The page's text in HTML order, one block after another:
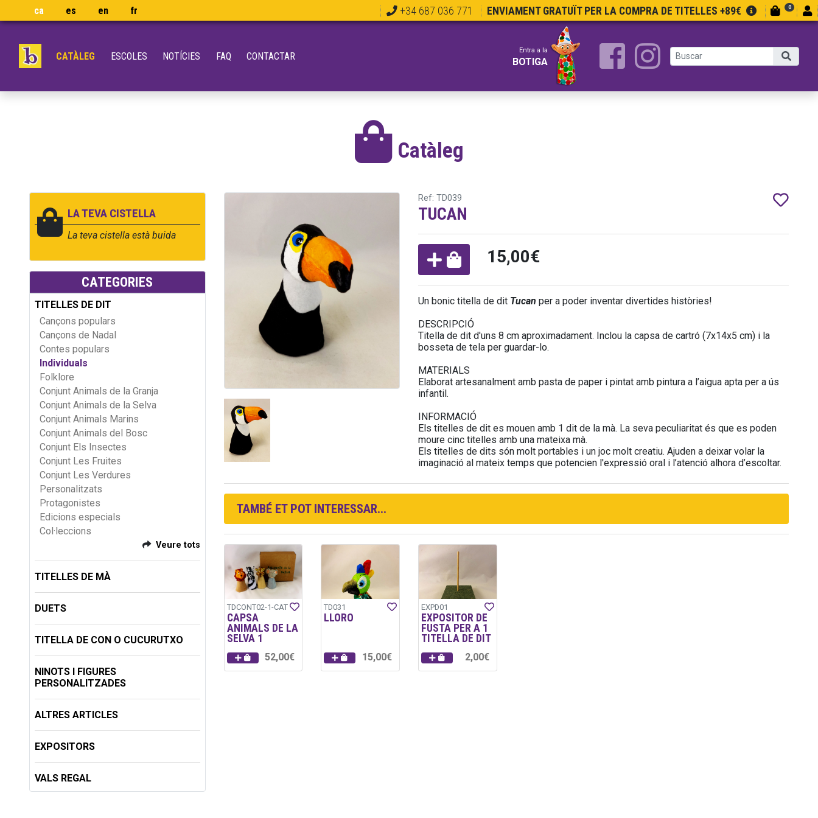
ca es en fr +34 687 036 771 ENVIAMENT GRATUÏT PER LA COMPRA DE TITELLES +89€ 0
CATÀLEG ESCOLES NOTÍCIES FAQ CONTACTAR Entra a la
BOTIGA
Catàleg
LA TEVA CISTELLA
La teva cistella està buida
CATEGORIES
TITELLES DE DIT
Cançons populars
Cançons de Nadal
Contes populars
Individuals
Folklore
Conjunt Animals de la Granja
Conjunt Animals de la Selva
Conjunt Animals Marins
Conjunt Animals del Bosc
Conjunt Els Insectes
Conjunt Les Fruites
Conjunt Les Verdures
Personalitzats
Protagonistes
Edicions especials
Col·leccions
Veure tots
TITELLES DE MÀ
DUETS
TITELLA DE CON O CUCURUTXO
NINOTS I FIGURES
PERSONALITZADES
ALTRES ARTICLES
EXPOSITORS
VALS REGAL
Ref: TD039
TUCAN
15,00€
Un bonic titella de dit Tucan per a poder inventar divertides històries!
DESCRIPCIÓ
Titella de dit d'uns 8 cm aproximadament. Inclou la capsa de cartró (7x14x5 cm) i la
bosseta de tela per guardar-lo.
MATERIALS
Elaborat artesanalment amb pasta de paper i pintat amb pintura a l’aigua apta per a ús
infantil.
INFORMACIÓ
Els titelles de dit es mouen amb 1 dit de la mà. La seva peculiaritat és que es poden
moure cinc titelles amb una mateixa mà.
Els titelles de dits són molt portables i un joc molt creatiu. Ajuden a deixar volar la
imaginació al mateix temps que potencien l'expressió oral i l’atenció alhora d’escoltar.
TAMBÉ ET POT INTERESSAR...
TDCONT02-1-CAT
CAPSA
ANIMALS DE LA
SELVA 1
52,00€
TD031
LLORO
15,00€
EXPD01
EXPOSITOR DE
FUSTA PER A 1
TITELLA DE DIT
2,00€